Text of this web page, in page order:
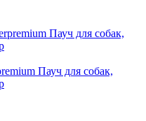
Пауч для собак,